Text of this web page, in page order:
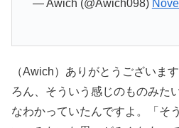
— Awich (@Awich098)
（Awich）ありがとうござい
ろん、そういう感じのものみた
なわかっていたんですよ。「そ